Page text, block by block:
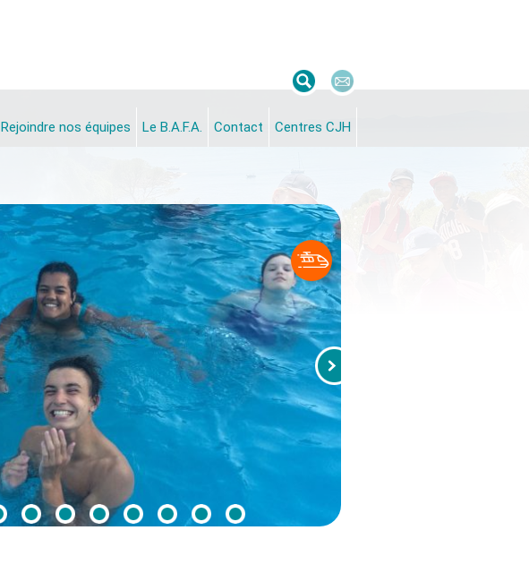
Rejoindre nos équipes Le B.A.F.A. Contact Centres CJH